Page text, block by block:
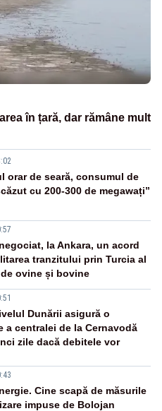
în țară, dar rămâne mult
orar de seară, consumul de
cu 200-300 de megawați”
la Ankara, un acord
tranzitului prin Turcia al
ovine și bovine
Dunării asigură o
a centralei de la Cernavodă
zile dacă debitele vor
Cine scapă de măsurile
impuse de Bolojan